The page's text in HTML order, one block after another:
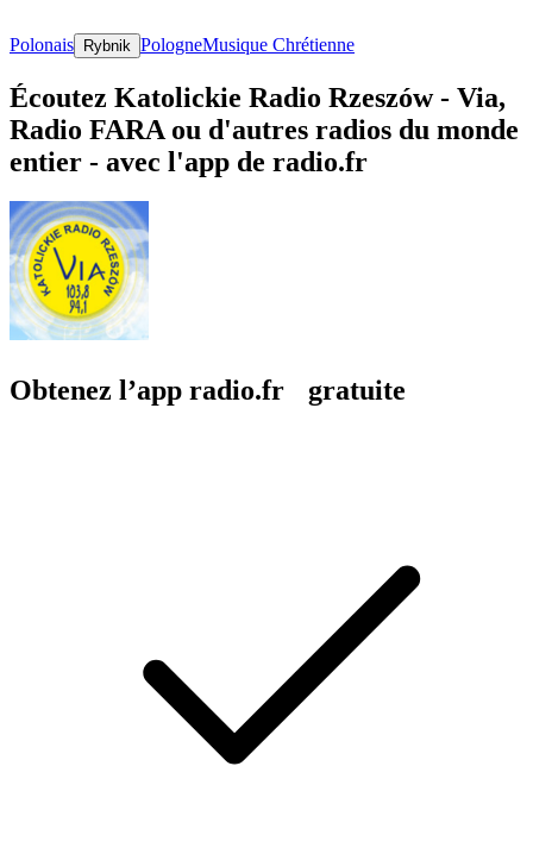
Polonais Rybnik PologneMusique Chrétienne
Écoutez Katolickie Radio Rzeszów - Via,
Radio FARA ou d'autres radios du monde
entier - avec l'app de radio.fr
Obtenez l’app radio.fr gratuite